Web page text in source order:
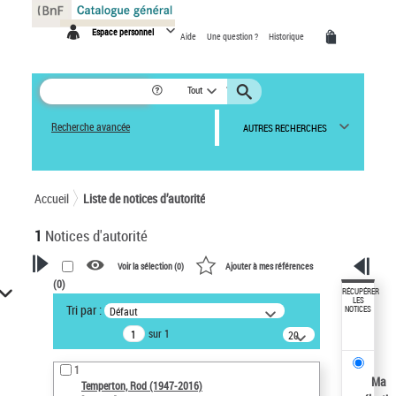
Espace personnel Aide Une question ? Historique
Tout
Recherche avancée AUTRES RECHERCHES
Accueil Liste de notices d’autorité
1 Notices d'autorité
VOTRE RECHERCHE
Recherche avancée dans les
notices d’autorité
Œuvres liées à l'auteur :
Temperton, Rod (1947-2016)
Voir la sélection (0) Ajouter à mes références
(0)
Tri par : Défaut
sur 1
20
résultats/page
1
Temperton, Rod (1947-2016)
RÉCUPÉRER
LES
NOTICES
Ma
Panneau de gestion des cookies